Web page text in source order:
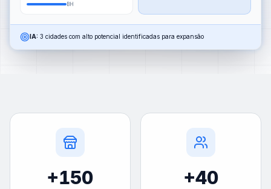
BH
IA: 3 cidades com alto potencial identificadas para expansão
+150 +40